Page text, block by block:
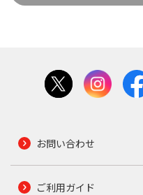
お問い合わせ
ご利用ガイド